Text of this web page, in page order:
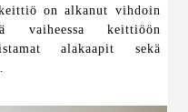
on alkanut vihdoin
vaiheessa keittiöön
alakaapit sekä